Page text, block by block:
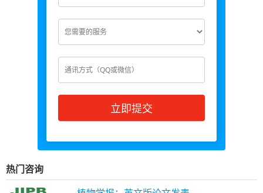
立即提交
热门咨询